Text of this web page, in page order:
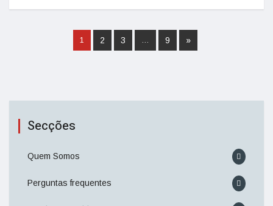
1 2 3 … 9 »
Secções
Quem Somos
Perguntas frequentes